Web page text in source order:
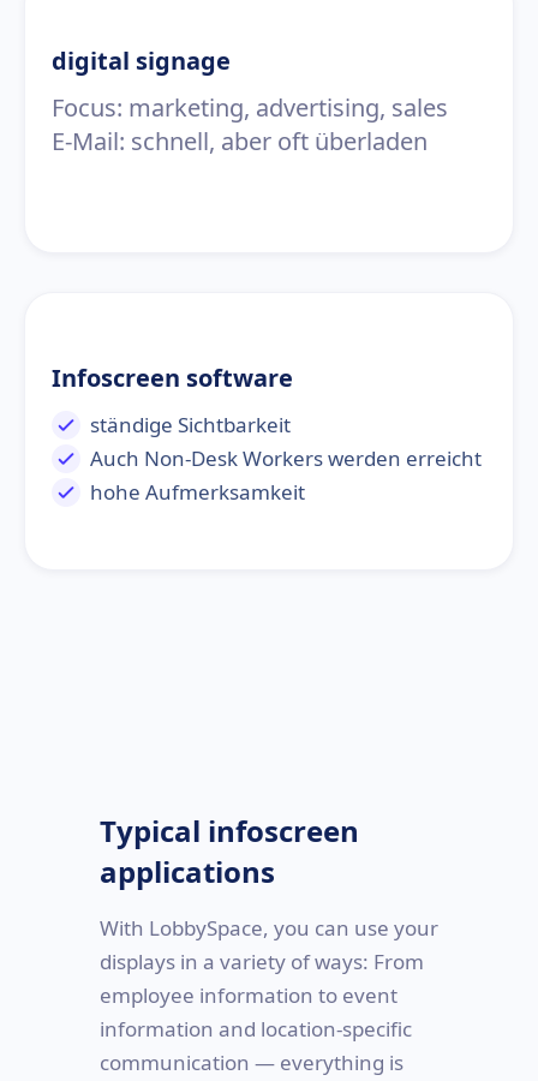
digital signage
Focus: marketing, advertising, sales
E-Mail: schnell, aber oft überladen
Infoscreen software
ständige Sichtbarkeit
Auch Non-Desk Workers werden erreicht
hohe Aufmerksamkeit
Typical infoscreen
applications
With LobbySpace, you can use your
displays in a variety of ways: From
employee information to event
information and location-specific
communication — everything is